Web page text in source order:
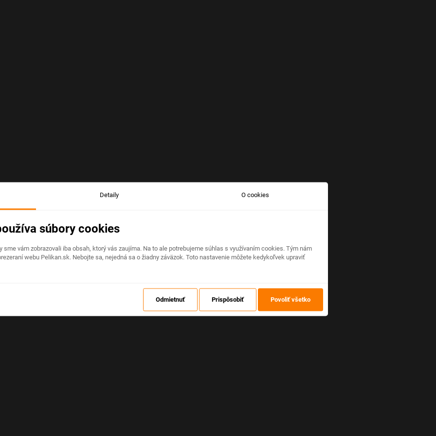
Na stránke nastala neočakávaná chyba
Detaily O cookies
súbory cookies
sme vám zobrazovali iba obsah, ktorý vás zaujíma. Na to ale potrebujeme súhlas s využívaním cookies. Tým nám
webu Pelikan.sk. Nebojte sa, nejedná sa o žiadny záväzok. Toto nastavenie môžete kedykoľvek upraviť
Odmietnuť Prispôsobiť Povoliť všetko